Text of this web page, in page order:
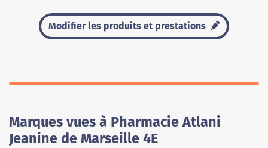
Modifier les produits et prestations
Marques vues à Pharmacie Atlani
Jeanine de Marseille 4E